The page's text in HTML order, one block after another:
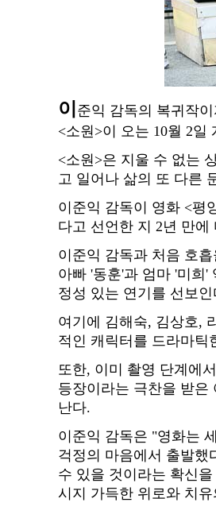
이 준익 감독의 복귀작
<소원>이 오는 10월 2일
<소원>은 지울 수 없는
고 일어나 삶의 또 다른
이준익 감독이 영화 <평
다고 선언한 지 2년 만
이준익 감독과 처음 호
아빠 '동훈'과 엄마 '미희'
정성 있는 연기를 선보인
여기에 김해숙, 김상호,
적인 캐릭터를 드라마틱
또한, 이미 촬영 단계에
등장이라는 극찬을 받은
난다.
이준익 감독은 "영화는
걱정의 마음에서 출발했
수 있을 것이라는 확신
시지 가득한 위로와 치